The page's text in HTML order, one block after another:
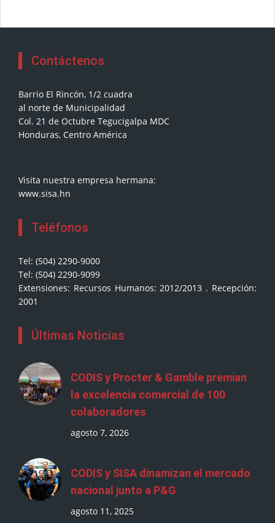
Contáctenos
Barrio El Rincón, 1/2 cuadra
al norte de Municipalidad
Col. 21 de Octubre Tegucigalpa MDC
Honduras, Centro América
Visita nuestra empresa hermana:
www.sisa.hn
Teléfonos
Tel: (504) 2290-9000
Tel: (504) 2290-9099
Extensiones: Recursos Humanos: 2012/2013 . Recepción:
2001
Últimas Noticias
CODIS y Procter & Gamble premian
la excelencia comercial de 100
colaboradores
agosto 7, 2026
CODIS y SISA dinamizan el mercado
nacional junto a P&G
agosto 11, 2025